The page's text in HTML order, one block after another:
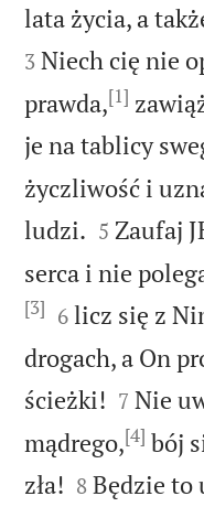
lata życia, a
3 Niech cię nie
prawda,[1]
je na tablicy
życzliwość i
ludzi. 

5 Zaufaj
serca i nie
[3] 

6 licz się z
drogach, a On
ścieżki! 

7 Nie
mądrego,[4] bój
zła! 

8 Będzie to